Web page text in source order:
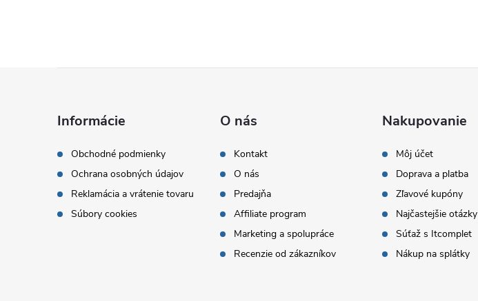
Informácie
Obchodné podmienky
Ochrana osobných údajov
Reklamácia a vrátenie tovaru
Súbory cookies
O nás
Kontakt
O nás
Predajňa
Affiliate program
Marketing a spolupráce
Recenzie od zákazníkov
Nakupovanie
Môj účet
Doprava a platba
Zľavové kupóny
Najčastejšie otázky
Súťaž s Itcomplet
Nákup na splátky